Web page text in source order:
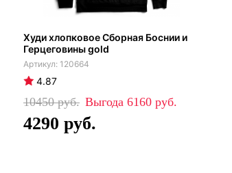
Худи хлопковое Сборная Боснии и
Герцеговины gold
120664
4.87
10450 6160
4290